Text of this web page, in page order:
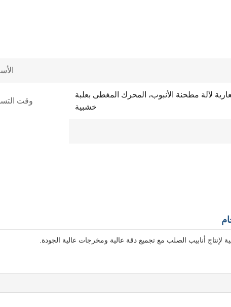
لآلة مطحنة الأنبوب، المحرك المغطى بعلبة
خشبية
وقت
لإنتاج أنابيب الصلب مع تجميع دقة عالية ومخرجات عالية الجودة.